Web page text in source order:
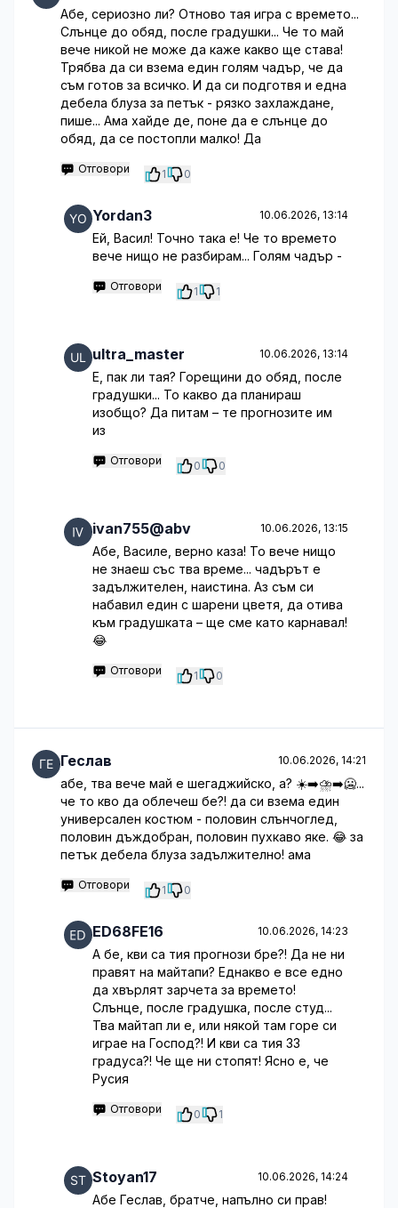
Абе, сериозно ли? Отново тая игра с времето...
Слънце до обяд, после градушки... Че то май
вече никой не може да каже какво ще става!
Трябва да си взема един голям чадър, че да
съм готов за всичко. И да си подготвя и една
дебела блуза за петък - рязко захлаждане,
пише... Ама хайде де, поне да е слънце до
обяд, да се постопли малко! Да
Отговори 1 0
Yordan3 10.06.2026, 13:14
Ей, Васил! Точно така е! Че то времето
вече нищо не разбирам... Голям чадър -
Отговори 1 1
ultra_master 10.06.2026, 13:14
Е, пак ли тая? Горещини до обяд, после
градушки... То какво да планираш
изобщо? Да питам – те прогнозите им
из
Отговори 0 0
ivan755@abv 10.06.2026, 13:15
Абе, Василе, верно каза! То вече нищо
не знаеш със тва време... чадърът е
задължителен, наистина. Аз съм си
набавил един с шарени цветя, да отива
към градушката – ще сме като карнавал!
😂
Отговори 1 0
Геслав 10.06.2026, 14:21
абе, тва вече май е шегаджийско, а? ☀️➡️⛈️➡️🥶...
че то кво да облечеш бе?! да си взема един
универсален костюм - половин слънчоглед,
половин дъждобран, половин пухкаво яке. 😂 за
петък дебела блуза задължително! ама
Отговори 1 0
ED68FE16 10.06.2026, 14:23
А бе, кви са тия прогнози бре?! Да не ни
правят на майтапи? Еднакво е все едно
да хвърлят зарчета за времето!
Слънце, после градушка, после студ...
Тва майтап ли е, или някой там горе си
играе на Господ?! И кви са тия 33
градуса?! Че ще ни стопят! Ясно е, че
Русия
Отговори 0 1
Stoyan17 10.06.2026, 14:24
Абе Геслав, братче, напълно си прав!